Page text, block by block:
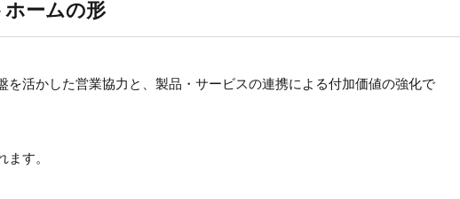
ームの形
を活かした営業協力と、製品・サービスの連携による付加価値の強化で
す。